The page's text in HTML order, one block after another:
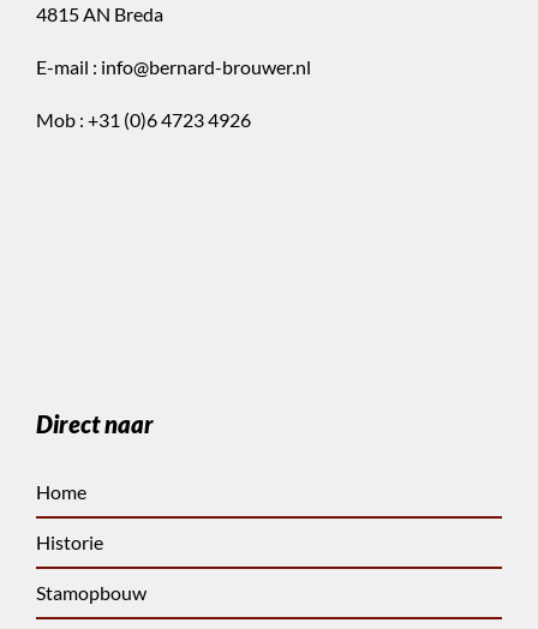
4815 AN Breda
E-mail : info@bernard-brouwer.nl
Mob : +31 (0)6 4723 4926
Direct naar
Home
Historie
Stamopbouw